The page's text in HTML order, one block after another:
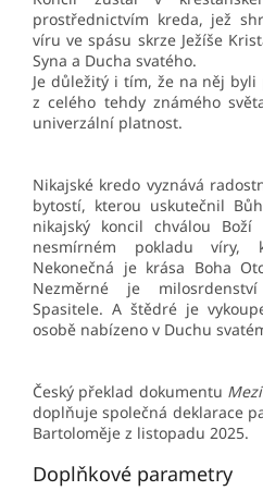
prostřednictvím kreda, jež
víru ve spásu skrze Ježíše
Syna a Ducha svatého.
Je důležitý i tím, že na něj
z celého tehdy známého
univerzální platnost.
Nikajské kredo vyznává
bytostí, kterou uskutečnil
nikajský koncil chválou
nesmírném pokladu víry,
Nekonečná je krása Boha
Nezměrné je
Spasitele. A štědré je
osobě nabízeno v Duchu
Český překlad dokumentu
doplňuje společná deklarace
Bartoloměje z listopadu 2025.
Doplňkové parametry